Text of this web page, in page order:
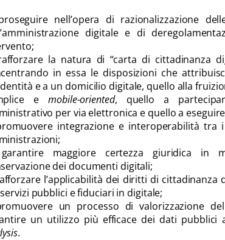
nell’opera di razionalizzazione
digitale e di
la natura di “carta di cittadinanza
in essa le disposizioni che
e a un domicilio digitale, quello alla
emobile-oriented, quello a
per via elettronica e quello a
integrazione e interoperabilità tra
maggiore certezza giuridica in
dei documenti digitali;
l’applicabilità dei diritti di cittadinanza
pubblici e fiduciari in digitale;
un processo di valorizzazione
un utilizzo più efficace dei dati
.